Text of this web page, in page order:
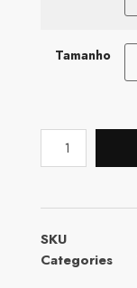
Tamanho
SKU
Categories